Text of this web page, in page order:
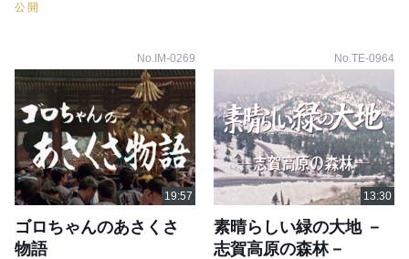
公開
No.IM-0269
ゴロちゃんのあさくさ
物語
No.TE-0964
素晴らしい緑の大地 －
志賀高原の森林－